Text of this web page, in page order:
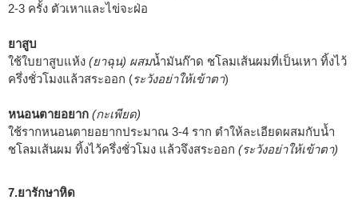
2-3 ครั้ง ตัวเหาและไข่จะฝ่อ
ยาสูบ
ใช้ใบยาสูบแห้ง (ยาฉุน) ผสมน้ำมันก๊าด ชโลมเส้นผมที่เป็นเหา ทิ้งไว้
ครึ่งชั่วโมงแล้วสระออก (ระวังอย่าให้เข้าตา)
หนอนตายอยาก (กะเพียด)
ใช้รากหนอนตายอยากประมาณ 3-4 ราก ตำให้ละเอียดผสมกับน้ำ
ชโลมเส้นผม ทิ้งไว้ครึ่งชั่วโมง แล้วจึงสระออก (ระวังอย่าให้เข้าตา)
7.ยารักษาหิด